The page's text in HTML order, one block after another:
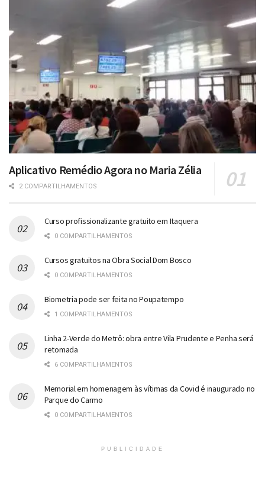
Aplicativo Remédio Agora no Maria Zélia
2 COMPARTILHAMENTOS
Curso profissionalizante gratuito em Itaquera
0 COMPARTILHAMENTOS
Cursos gratuitos na Obra Social Dom Bosco
0 COMPARTILHAMENTOS
Biometria pode ser feita no Poupatempo
1 COMPARTILHAMENTOS
Linha 2-Verde do Metrô: obra entre Vila Prudente e Penha será
retomada
6 COMPARTILHAMENTOS
Memorial em homenagem às vítimas da Covid é inaugurado no
Parque do Carmo
0 COMPARTILHAMENTOS
PUBLICIDADE